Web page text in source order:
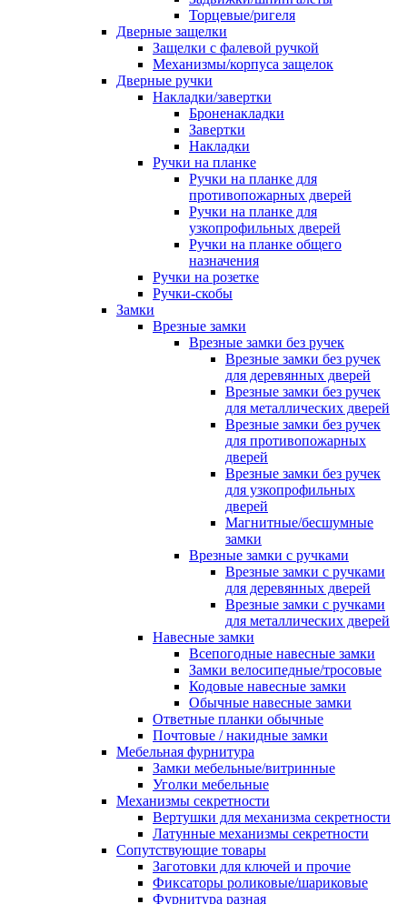
Торцевые/ригеля
Дверные защелки
Защелки с фалевой ручкой
Механизмы/корпуса защелок
Дверные ручки
Накладки/завертки
Броненакладки
Завертки
Накладки
Ручки на планке
Ручки на планке для
противопожарных дверей
Ручки на планке для
узкопрофильных дверей
Ручки на планке общего
назначения
Ручки на розетке
Ручки-скобы
Замки
Врезные замки
Врезные замки без ручек
Врезные замки без ручек
для деревянных дверей
Врезные замки без ручек
для металлических дверей
Врезные замки без ручек
для противопожарных
дверей
Врезные замки без ручек
для узкопрофильных
дверей
Магнитные/бесшумные
замки
Врезные замки с ручками
Врезные замки с ручками
для деревянных дверей
Врезные замки с ручками
для металлических дверей
Навесные замки
Всепогодные навесные замки
Замки велосипедные/тросовые
Кодовые навесные замки
Обычные навесные замки
Ответные планки обычные
Почтовые / накидные замки
Мебельная фурнитура
Замки мебельные/витринные
Уголки мебельные
Механизмы секретности
Вертушки для механизма секретности
Латунные механизмы секретности
Сопутствующие товары
Заготовки для ключей и прочие
Фиксаторы роликовые/шариковые
Фурнитура разная